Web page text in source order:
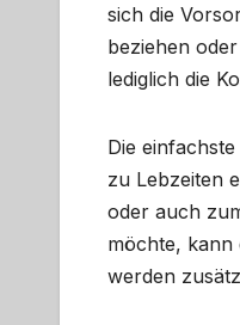
sich die
beziehen
lediglich die
Die
zu Lebzeiten
oder auch
möchte, kann
werden